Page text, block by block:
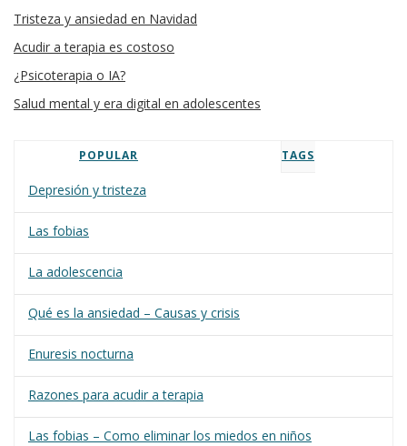
Tristeza y ansiedad en Navidad
Acudir a terapia es costoso
¿Psicoterapia o IA?
Salud mental y era digital en adolescentes
POPULAR TAGS
Depresión y tristeza
Las fobias
La adolescencia
Qué es la ansiedad – Causas y crisis
Enuresis nocturna
Razones para acudir a terapia
Las fobias – Como eliminar los miedos en niños